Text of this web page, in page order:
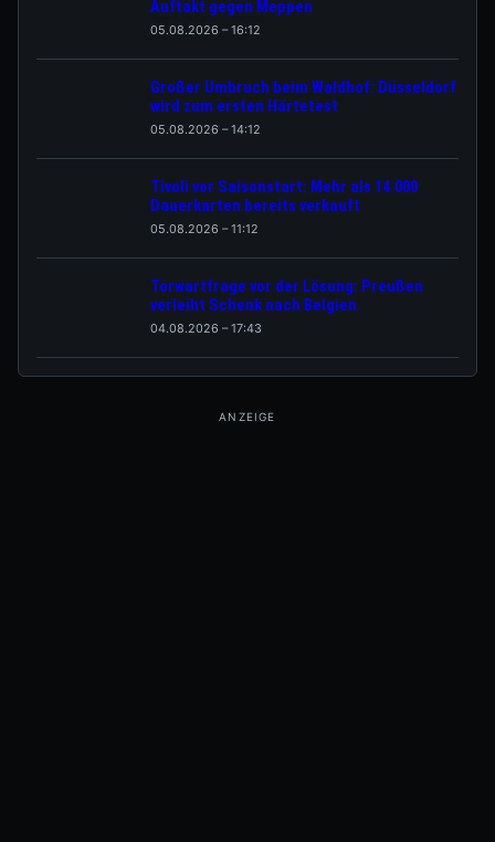
Auftakt gegen Meppen
05.08.2026 – 16:12
Großer Umbruch beim Waldhof: Düsseldorf
wird zum ersten Härtetest
05.08.2026 – 14:12
Tivoli vor Saisonstart: Mehr als 14.000
Dauerkarten bereits verkauft
05.08.2026 – 11:12
Torwartfrage vor der Lösung: Preußen
verleiht Schenk nach Belgien
04.08.2026 – 17:43